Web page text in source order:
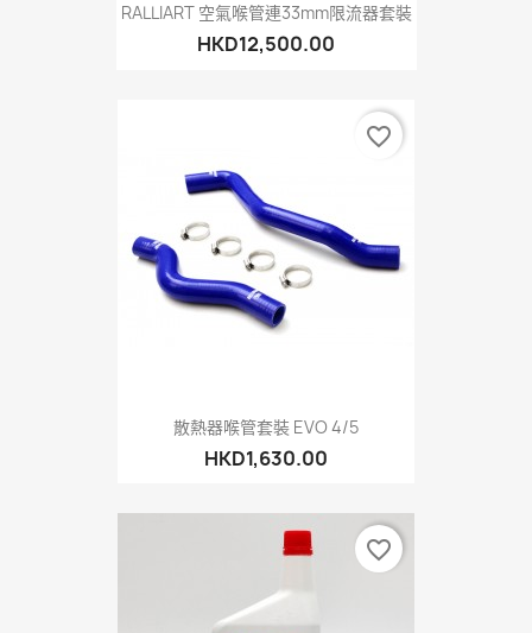
RALLIART 空氣喉管連33mm限流器套裝
HKD12,500.00
散熱器喉管套裝 EVO 4/5
HKD1,630.00
favorite_border
favorite_border